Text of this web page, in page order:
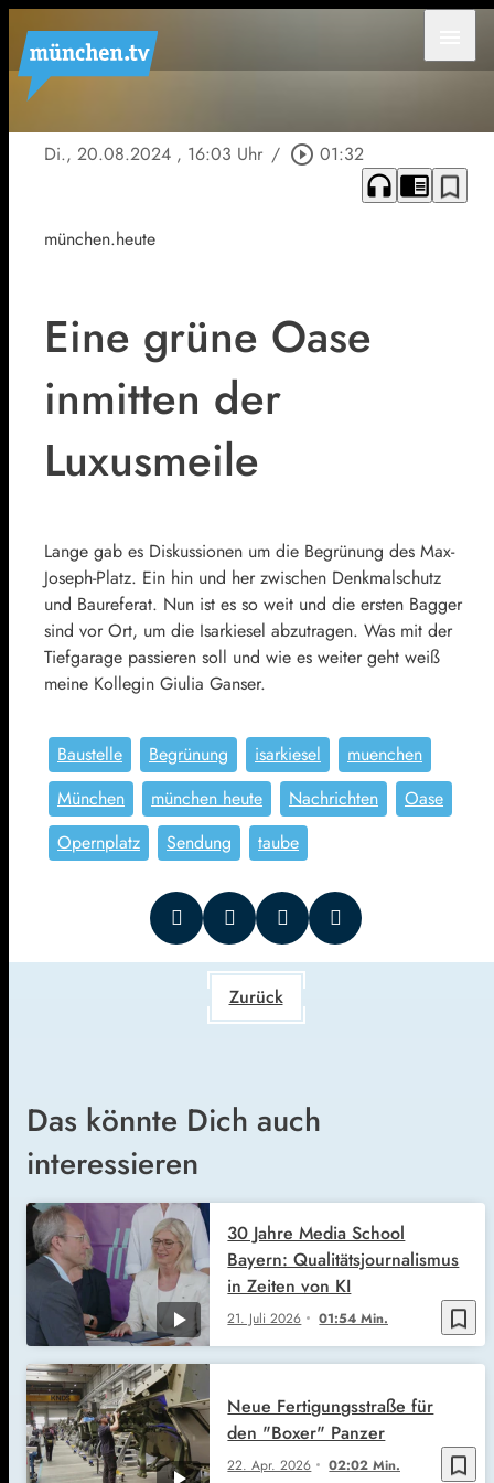
Di., 20.08.2024 , 16:03 Uhr / play_circle_outline 01:32
headphones chrome_reader_mode bookmark_border
münchen.heute
Eine grüne Oase
inmitten der
Luxusmeile
Lange gab es Diskussionen um die Begrünung des Max-
Joseph-Platz. Ein hin und her zwischen Denkmalschutz
und Baureferat. Nun ist es so weit und die ersten Bagger
sind vor Ort, um die Isarkiesel abzutragen. Was mit der
Tiefgarage passieren soll und wie es weiter geht weiß
meine Kollegin Giulia Ganser.
Baustelle Begrünung isarkiesel
muenchen
München
münchen heute Nachrichten
Oase
Opernplatz
Sendung taube
Zurück
Das könnte Dich auch
interessieren
bookmark_border
21. Juli 2026 01:54 Min.
30 Jahre Media School
Bayern: Qualitätsjournalismus
in Zeiten von KI
bookmark_border
22. Apr. 2026 02:02 Min.
Neue Fertigungsstraße für
den "Boxer" Panzer